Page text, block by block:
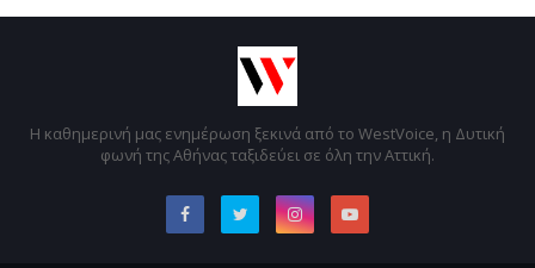
Η καθημερινή μας ενημέρωση ξεκινά από το WestVoice, η Δυτική
φωνή της Αθήνας ταξιδεύει σε όλη την Αττική.